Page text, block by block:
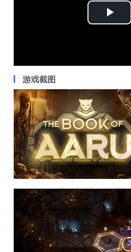
Play
游戏截图